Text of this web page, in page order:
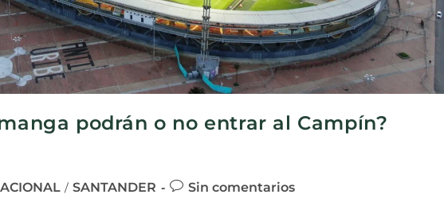
podrán o no entrar al Campín?
/ SANTANDER Sin comentarios